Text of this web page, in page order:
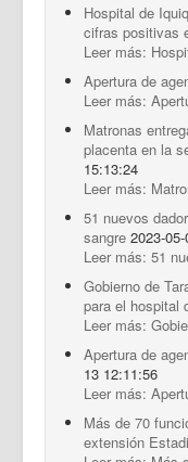
Hospital de
cifras positivas
Leer más:
Apertura de
Leer más:
Matronas
placenta en la
15:13:24
Leer más:
51 nuevos
sangre 2023-
Leer más: 51
Gobierno de
para el hospital
Leer más:
Apertura de
13 12:11:56
Leer más:
Más de 70
extensión